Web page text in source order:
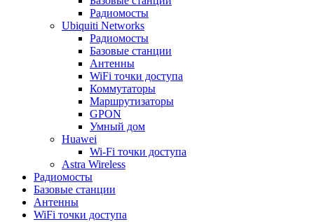
Радиомосты
Ubiquiti Networks
Радиомосты
Базовые станции
Антенны
WiFi точки доступа
Коммутаторы
Маршрутизаторы
GPON
Умный дом
Huawei
Wi-Fi точки доступа
Astra Wireless
Радиомосты
Базовые станции
Антенны
WiFi точки доступа